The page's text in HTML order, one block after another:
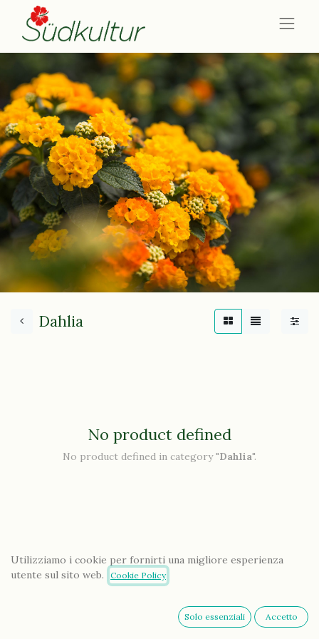
Dahlia
No product defined
No product defined in category "Dahlia".
Utilizziamo i cookie per fornirti una migliore esperienza
utente sul sito web.
Cookie Policy
Solo essenziali Accetto